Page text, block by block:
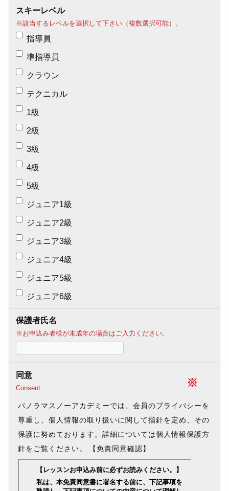
スキーレベル
※該当するレベルを選択して下さい（複数選択可能）。
指導員
準指導員
クラウン
テクニカル
1級
2級
3級
4級
5級
ジュニア1級
ジュニア2級
ジュニア3級
ジュニア4級
ジュニア5級
ジュニア6級
保護者氏名
※お申込み者様が未成年の場合はご入力ください。
※
同意
Consent
パノラマスノーアカデミーでは、会員のプライバシーを
尊重し、個人情報の取り扱いに関して指針を定め、その
保護に努めております。詳細については個人情報保護方
針をご覧ください。
【免責同意確認】